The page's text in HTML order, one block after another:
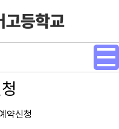
약신청